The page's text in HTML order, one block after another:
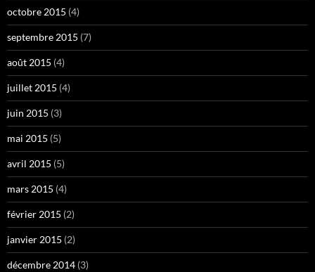
octobre 2015 (4)
septembre 2015 (7)
août 2015 (4)
juillet 2015 (4)
juin 2015 (3)
mai 2015 (5)
avril 2015 (5)
mars 2015 (4)
février 2015 (2)
janvier 2015 (2)
décembre 2014 (3)